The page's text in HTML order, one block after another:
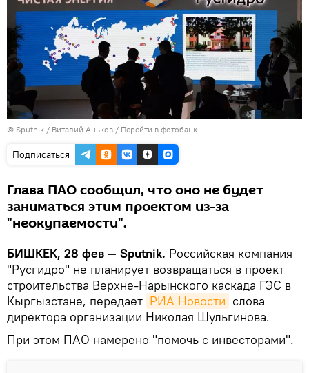
© Sputnik / Виталий Аньков / Перейти в фотобанк
Подписаться
Глава ПАО сообщил, что оно не будет
заниматься этим проектом из-за
"неокупаемости".
БИШКЕК, 28 фев — Sputnik. Российская компания
"Русгидро" не планирует возвращаться в проект
строительства Верхне-Нарынского каскада ГЭС в
Кыргызстане, передает РИА Новости слова
директора организации Николая Шульгинова.
При этом ПАО намерено "помочь с инвесторами".